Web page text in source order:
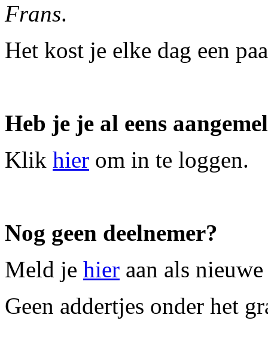
Frans.
Het kost je elke dag een
Heb je je al eens
Klik hier om in te loggen.
Nog geen deelnemer?
Meld je hier aan als
Geen addertjes onder het